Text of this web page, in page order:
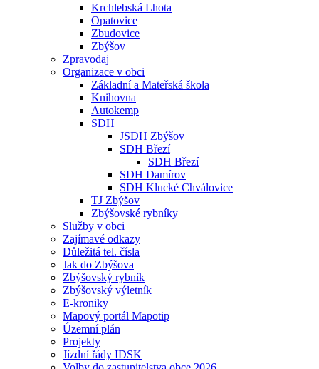
Krchlebská Lhota
Opatovice
Zbudovice
Zbýšov
Zpravodaj
Organizace v obci
Základní a Mateřská škola
Knihovna
Autokemp
SDH
JSDH Zbýšov
SDH Březí
SDH Březí
SDH Damírov
SDH Klucké Chválovice
TJ Zbýšov
Zbýšovské rybníky
Služby v obci
Zajímavé odkazy
Důležitá tel. čísla
Jak do Zbýšova
Zbýšovský rybník
Zbýšovský výletník
E-kroniky
Mapový portál Mapotip
Územní plán
Projekty
Jízdní řády IDSK